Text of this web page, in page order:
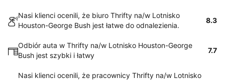
Nasi klienci ocenili, że biuro Thrifty na/w Lotnisko
Houston-George Bush jest łatwe do odnalezienia.
8.3
Odbiór auta w Thrifty na/w Lotnisko Houston-George
Bush jest szybki i łatwy
7.7
Nasi klienci ocenili, że pracownicy Thrifty na/w Lotnisko